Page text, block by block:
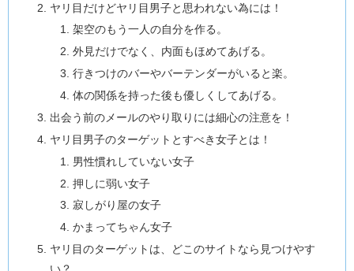
ヤリ目だけどヤリ目男子と思われない為には！
架空のもう一人の自分を作る。
外見だけでなく、内面もほめてあげる。
行きつけのバーやバーテンダーがいると楽。
体の関係を持った後も優しくしてあげる。
出会う前のメールのやり取りには細心の注意を！
ヤリ目男子のターゲットとすべき女子とは！
男性慣れしていない女子
押しに弱い女子
寂しがり屋の女子
かまってちゃん女子
ヤリ目のターゲットは、どこのサイトなら見つけやす